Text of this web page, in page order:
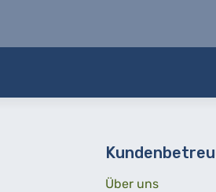
Über uns